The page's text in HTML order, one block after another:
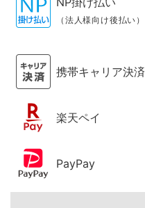
（法人様向け後払い）
携帯キャリア決済
楽天ペイ
PayPay